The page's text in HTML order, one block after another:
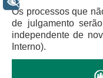
no âmbito do
Comitê de
Os processos que
de julgamento
independente de
Interno).